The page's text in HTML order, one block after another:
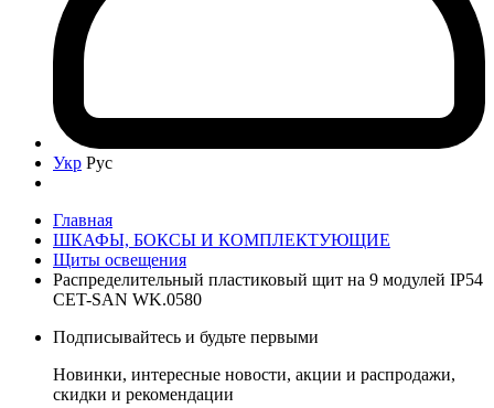
Укр Рус
Главная
ШКАФЫ, БОКСЫ И КОМПЛЕКТУЮЩИЕ
Щиты освещения
Распределительный пластиковый щит на 9 модулей IP54
CET-SAN WK.0580
Подписывайтесь и будьте первыми
Новинки, интересные новости, акции и распродажи,
скидки и рекомендации